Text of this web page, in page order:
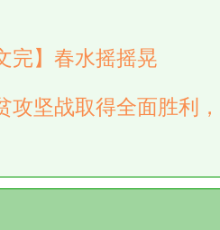
完】春水摇摇晃
攻坚战取得全面胜利